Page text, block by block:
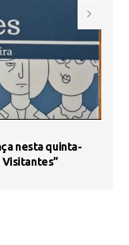
nesta quinta-
Visitantes”